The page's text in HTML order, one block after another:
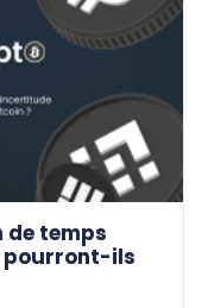
de temps
pourront-ils